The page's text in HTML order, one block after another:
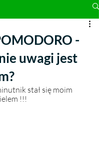
-
uwagi jest
stał się moim
!!!